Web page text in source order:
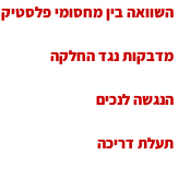
השוואה בין מחסומי פלסטיק
מדבקות נגד החלקה
הנגשה לנכים
תעלת דריכה